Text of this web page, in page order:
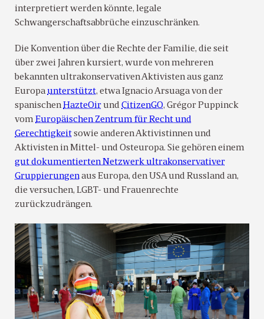
interpretiert werden könnte, legale
Schwangerschaftsabbrüche einzuschränken.
Die Konvention über die Rechte der Familie, die seit
über zwei Jahren kursiert, wurde von mehreren
bekannten ultrakonservativen Aktivisten aus ganz
Europaunterstützt, etwa Ignacio Arsuaga von der
spanischenHazteOirundCitizenGO, Grégor Puppinck
vomEuropäischen Zentrum für Recht und
Gerechtigkeitsowie anderen Aktivistinnen und
Aktivisten in Mittel- und Osteuropa. Sie gehören einem
gut dokumentierten Netzwerk ultrakonservativer
Gruppierungenaus Europa, den USA und Russland an,
die versuchen, LGBT- und Frauenrechte
zurückzudrängen.